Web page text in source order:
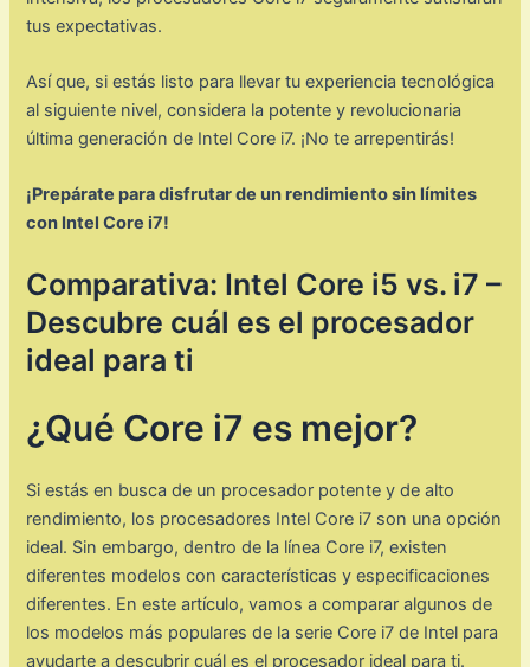
tus expectativas.
Así que, si estás listo para llevar tu experiencia tecnológica
al siguiente nivel, considera la potente y revolucionaria
última generación de Intel Core i7. ¡No te arrepentirás!
¡Prepárate para disfrutar de un rendimiento sin límites
con Intel Core i7!
Comparativa: Intel Core i5 vs. i7 –
Descubre cuál es el procesador
ideal para ti
¿Qué Core i7 es mejor?
Si estás en busca de un procesador potente y de alto
rendimiento, los procesadores Intel Core i7 son una opción
ideal. Sin embargo, dentro de la línea Core i7, existen
diferentes modelos con características y especificaciones
diferentes. En este artículo, vamos a comparar algunos de
los modelos más populares de la serie Core i7 de Intel para
ayudarte a descubrir cuál es el procesador ideal para ti.